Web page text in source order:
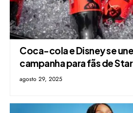
Coca-cola e Disney se
campanha para fãs de
agosto 29, 2025